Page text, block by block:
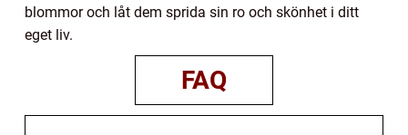
blommor och låt dem sprida sin ro och skönhet i ditt
eget liv.
FAQ